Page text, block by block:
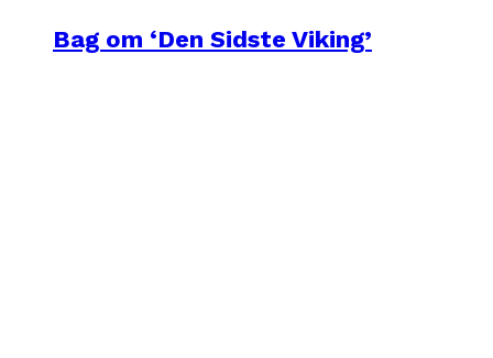
Bag om ‘Den Sidste Viking’